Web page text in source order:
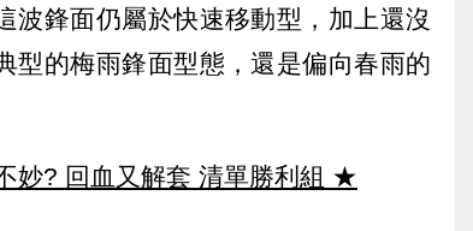
波鋒面仍屬於快速移動型，加上還沒
型的梅雨鋒面型態，還是偏向春雨的
? 回血又解套 清單勝利組 ★